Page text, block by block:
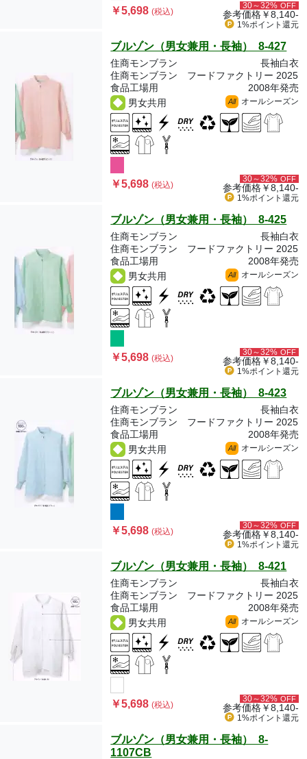
￥5,698(税込)
30～32% OFF
参考価格￥8,140-
1%ポイント 還元
ブルゾン（男女兼用・長袖） 8-427
住商モンブラン
長袖白衣
住商モンブラン フードファクトリー 2025
食品工場用
2008年発売
男女共用
All オールシーズン
￥5,698(税込)
30～32% OFF
参考価格￥8,140-
1%ポイント 還元
ブルゾン（男女兼用・長袖） 8-425
住商モンブラン
長袖白衣
住商モンブラン フードファクトリー 2025
食品工場用
2008年発売
男女共用
All オールシーズン
￥5,698(税込)
30～32% OFF
参考価格￥8,140-
1%ポイント 還元
ブルゾン（男女兼用・長袖） 8-423
住商モンブラン
長袖白衣
住商モンブラン フードファクトリー 2025
食品工場用
2008年発売
男女共用
All オールシーズン
￥5,698(税込)
30～32% OFF
参考価格￥8,140-
1%ポイント 還元
ブルゾン（男女兼用・長袖） 8-421
住商モンブラン
長袖白衣
住商モンブラン フードファクトリー 2025
食品工場用
2008年発売
男女共用
All オールシーズン
￥5,698(税込)
30～32% OFF
参考価格￥8,140-
1%ポイント 還元
ブルゾン（男女兼用・長袖） 8-
1107CB